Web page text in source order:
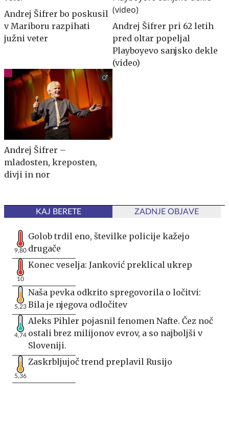
Andrej Šifrer bo poskusil
v Mariboru razpihati
južni veter
Andrej Šifrer pri 62 letih
pred oltar popeljal
Playboyevo sanjsko dekle
(video)
Andrej Šifrer –
mladosten, kreposten,
divji in nor
KAJ BERETE ZADNJE OBJAVE
9,80
Golob trdil eno, številke policije kažejo
drugače
10
Konec veselja: Janković preklical ukrep
5,23
Naša pevka odkrito spregovorila o ločitvi:
Bila je njegova odločitev
4,74
Aleks Pihler pojasnil fenomen Nafte. Čez noč
ostali brez milijonov evrov, a so najboljši v
Sloveniji.
5,36
Zaskrbljujoč trend preplavil Rusijo